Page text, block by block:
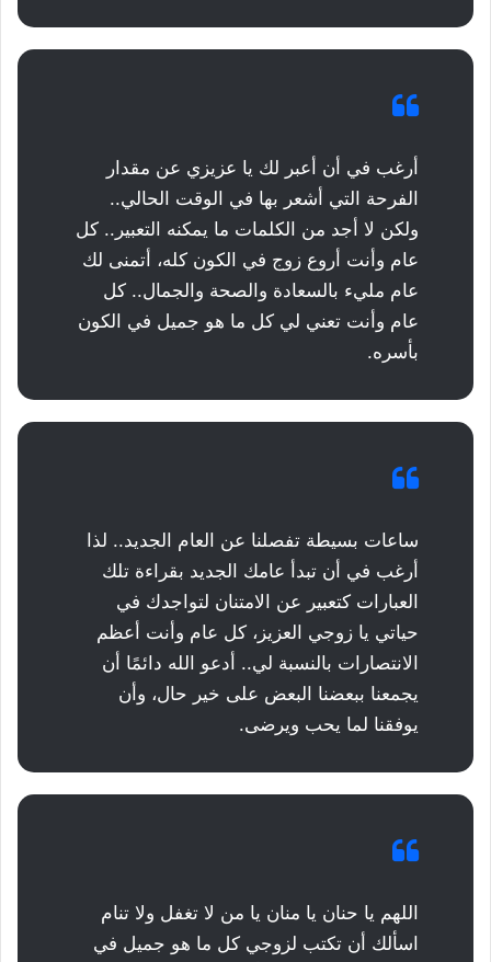
أرغب في أن أعبر لك يا عزيزي عن مقدار
الفرحة التي أشعر بها في الوقت الحالي..
ولكن لا أجد من الكلمات ما يمكنه التعبير.. كل
عام وأنت أروع زوج في الكون كله، أتمنى لك
عام مليء بالسعادة والصحة والجمال.. كل
عام وأنت تعني لي كل ما هو جميل في الكون
بأسره.
ساعات بسيطة تفصلنا عن العام الجديد.. لذا
أرغب في أن تبدأ عامك الجديد بقراءة تلك
العبارات كتعبير عن الامتنان لتواجدك في
حياتي يا زوجي العزيز، كل عام وأنت أعظم
الانتصارات بالنسبة لي.. أدعو الله دائمًا أن
يجمعنا ببعضنا البعض على خير حال، وأن
يوفقنا لما يحب ويرضى.
اللهم يا حنان يا منان يا من لا تغفل ولا تنام
اسألك أن تكتب لزوجي كل ما هو جميل في